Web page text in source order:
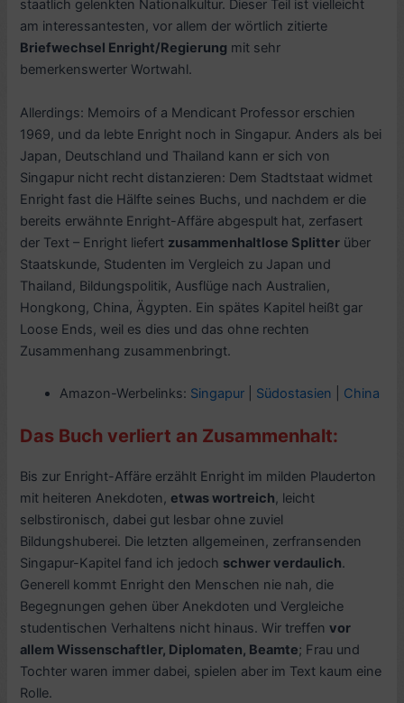
staatlich gelenkten Nationalkultur. Dieser Teil ist vielleicht
am interessantesten, vor allem der wörtlich zitierte
Briefwechsel Enright/Regierung mit sehr
bemerkenswerter Wortwahl.
Allerdings: Memoirs of a Mendicant Professor erschien
1969, und da lebte Enright noch in Singapur. Anders als bei
Japan, Deutschland und Thailand kann er sich von
Singapur nicht recht distanzieren: Dem Stadtstaat widmet
Enright fast die Hälfte seines Buchs, und nachdem er die
bereits erwähnte Enright-Affäre abgespult hat, zerfasert
der Text – Enright liefert zusammenhaltlose Splitter über
Staatskunde, Studenten im Vergleich zu Japan und
Thailand, Bildungspolitik, Ausflüge nach Australien,
Hongkong, China, Ägypten. Ein spätes Kapitel heißt gar
Loose Ends, weil es dies und das ohne rechten
Zusammenhang zusammenbringt.
Amazon-Werbelinks: Singapur Südostasien China
Das Buch verliert an Zusammenhalt:
Bis zur Enright-Affäre erzählt Enright im milden Plauderton
mit heiteren Anekdoten,etwas wortreich, leicht
selbstironisch, dabei gut lesbar ohne zuviel
Bildungshuberei. Die letzten allgemeinen, zerfransenden
Singapur-Kapitel fand ich jedoch schwer verdaulich.
Generell kommt Enright den Menschen nie nah, die
Begegnungen gehen über Anekdoten und Vergleiche
studentischen Verhaltens nicht hinaus. Wir treffenvor
allem Wissenschaftler, Diplomaten, Beamte; Frau und
Tochter waren immer dabei, spielen aber im Text kaum eine
Rolle.